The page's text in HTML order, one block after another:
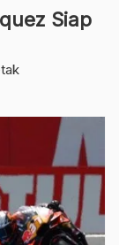
Siap